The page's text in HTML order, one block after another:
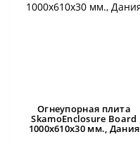
Огнеупорная плита
SkamoEnclosure Board
1000x610x30 мм., Дания